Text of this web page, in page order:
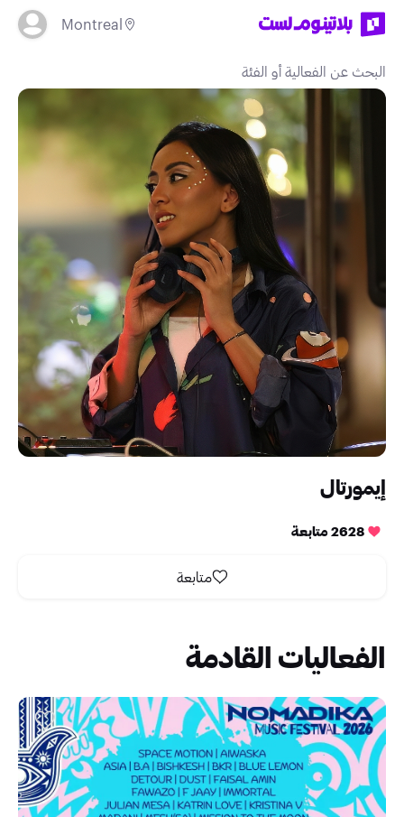
Montreal
إيمورتال
متابعة
الفعاليات القادمة